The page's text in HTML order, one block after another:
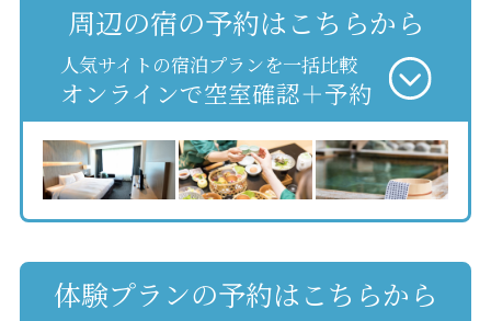
周辺の宿の予約はこちらから
人気サイトの宿泊プランを一括比較
オンラインで空室確認＋予約
体験プランの予約はこちらから